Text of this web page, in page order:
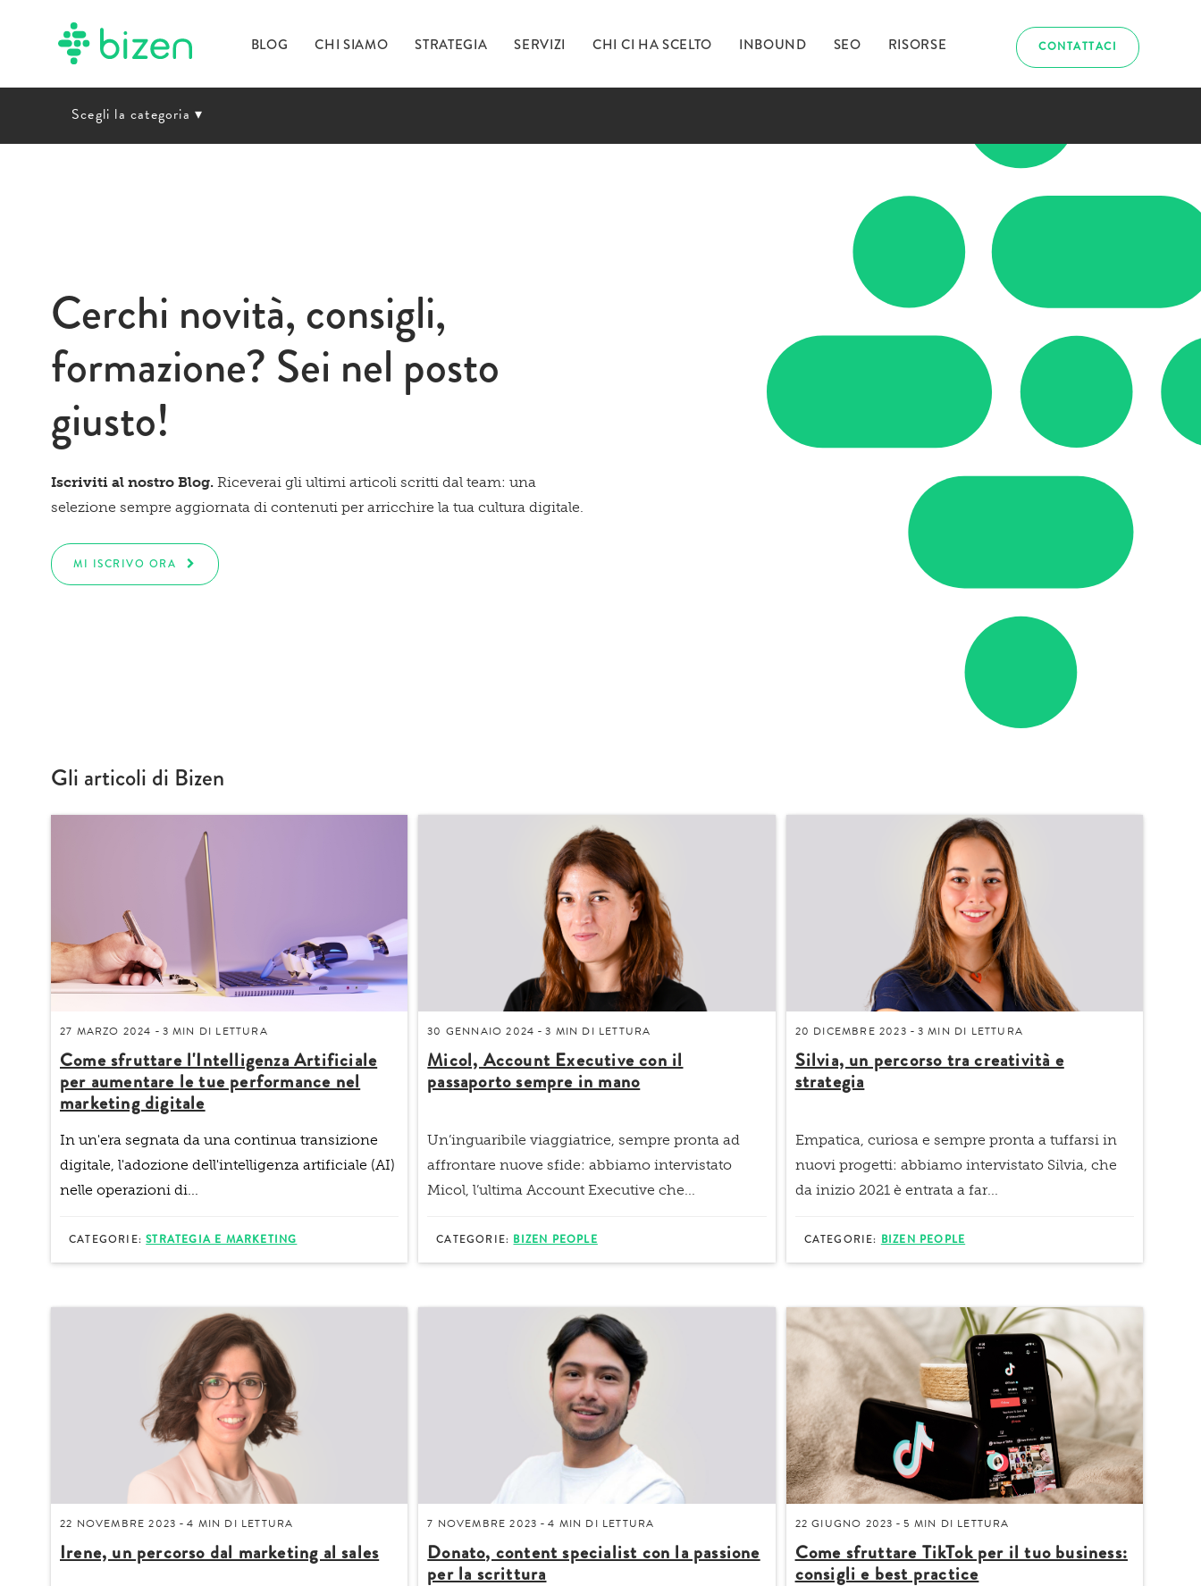
BLOG CHI SIAMO STRATEGIA SERVIZI CHI CI HA SCELTO INBOUND SEO RISORSE CONTATTACI
Ti abbiamo
incuriosito?
Questo
spazio è per
Acconsento a ricevere comunicazioni su novità, eventi e servizi
Confermo di aver preso visione dell'Informativa sul trattamento dei dati
Scegli la categoria ▾
Cerchi novità, consigli,
formazione? Sei nel posto
giusto!
Iscriviti al nostro Blog. Riceverai gli ultimi articoli scritti dal team: una
selezione sempre aggiornata di contenuti per arricchire la tua cultura digitale.
MI ISCRIVO ORA
Gli articoli di Bizen
27 MARZO 2024 - 3 MIN DI LETTURA
Come sfruttare l'Intelligenza Artificiale
per aumentare le tue performance nel
marketing digitale
In un'era segnata da una continua transizione
digitale, l'adozione dell'intelligenza artificiale (AI)
nelle operazioni di...
CATEGORIE:STRATEGIA E MARKETING
30 GENNAIO 2024 -3 MIN DI LETTURA
Micol, Account Executive con il
passaporto sempre in mano
Un’inguaribile viaggiatrice, sempre pronta ad
affrontare nuove sfide: abbiamo intervistato
Micol, l’ultima Account Executive che...
CATEGORIE: BIZEN PEOPLE
20 DICEMBRE 2023 - 3 MIN DI LETTURA
Silvia, un percorso tra creatività e
strategia
Empatica, curiosa e sempre pronta a tuffarsi in
nuovi progetti: abbiamo intervistato Silvia, che
da inizio 2021 è entrata a far...
CATEGORIE: BIZEN PEOPLE
22 NOVEMBRE 2023 -4 MIN DI LETTURA
Irene, un percorso dal marketing al sales
7 NOVEMBRE 2023 -4 MIN DI LETTURA
Donato, content specialist con la passione
per la scrittura
22 GIUGNO 2023 -5 MIN DI LETTURA
Come sfruttare TikTok per il tuo business:
consigli e best practice